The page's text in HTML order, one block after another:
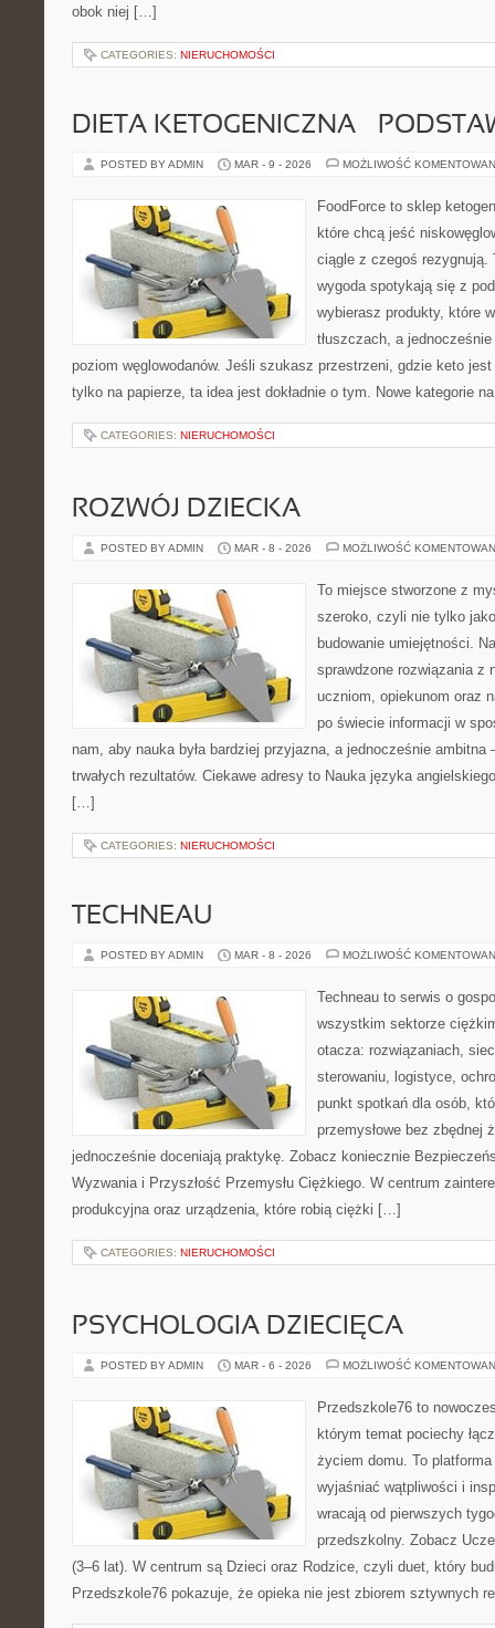
obok niej […]
CATEGORIES: NIERUCHOMOŚCI
DIETA KETOGENICZNA –
POSTED BY ADMIN MAR - 9 - 2026 MOŻLIWOŚĆ
FoodForce to sklep
które chcą jeść
ciągle z czegoś rezygnują.
wygoda spotykają się z
wybierasz produkty, które
tłuszczach, a
poziom węglowodanów. Jeśli szukasz przestrzeni, gdzie keto
tylko na papierze, ta idea jest dokładnie o tym. Nowe kategorie
CATEGORIES: NIERUCHOMOŚCI
ROZWÓJ DZIECKA
POSTED BY ADMIN MAR - 8 - 2026 MOŻLIWOŚĆ
To miejsce stworzone z
szeroko, czyli nie tylko
budowanie umiejętności.
sprawdzone rozwiązania z
uczniom, opiekunom oraz
po świecie informacji w
nam, aby nauka była bardziej przyjazna, a jednocześnie ambitna
trwałych rezultatów. Ciekawe adresy to Nauka języka
[…]
CATEGORIES: NIERUCHOMOŚCI
TECHNEAU
POSTED BY ADMIN MAR - 8 - 2026 MOŻLIWOŚĆ
Techneau to serwis o
wszystkim sektorze
otacza: rozwiązaniach,
sterowaniu, logistyce,
punkt spotkań dla osób,
przemysłowe bez zbędnej
jednocześnie doceniają praktykę. Zobacz koniecznie
Wyzwania i Przyszłość Przemysłu Ciężkiego. W centrum
produkcyjna oraz urządzenia, które robią ciężki […]
CATEGORIES: NIERUCHOMOŚCI
PSYCHOLOGIA DZIECIĘCA
POSTED BY ADMIN MAR - 6 - 2026 MOŻLIWOŚĆ
Przedszkole76 to
którym temat pociechy
życiem domu. To
wyjaśniać wątpliwości i
wracają od pierwszych
przedszkolny. Zobacz
(3–6 lat). W centrum są Dzieci oraz Rodzice, czyli duet, który
Przedszkole76 pokazuje, że opieka nie jest zbiorem sztywnych